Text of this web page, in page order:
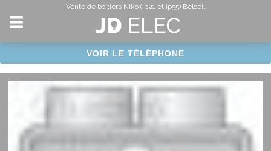
Vente de boitiers Niko (ip21 et ip55) Beloeil
VOIR LE TÉLÉPHONE
Panneau de gestion des cookies